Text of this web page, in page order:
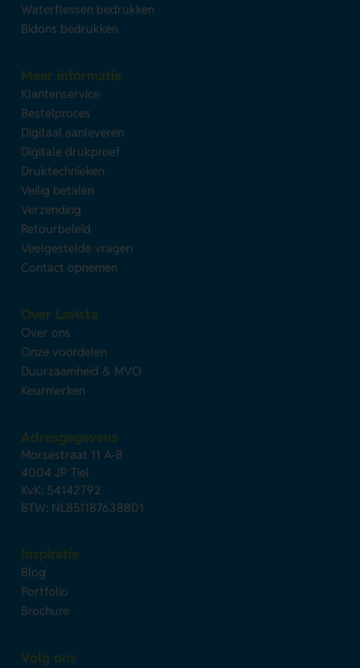
Waterflessen bedrukken
Bidons bedrukken
Meer informatie
Klantenservice
Bestelproces
Digitaal aanleveren
Digitale drukproef
Druktechnieken
Veilig betalen
Verzending
Retourbeleid
Veelgestelde vragen
Contact opnemen
Over Lavista
Over ons
Onze voordelen
Duurzaamheid & MVO
Keurmerken
Adresgegevens
Morsestraat 11 A-B
4004 JP Tiel
KvK: 54142792
BTW: NL851187638B01
Inspiratie
Blog
Portfolio
Brochure
Volg ons